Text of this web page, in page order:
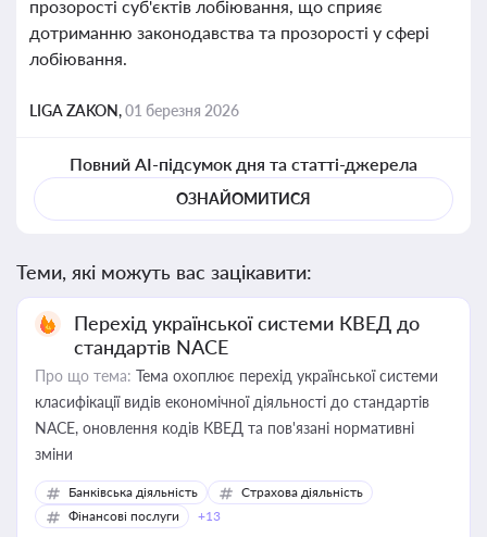
прозорості суб'єктів лобіювання, що сприяє
дотриманню законодавства та прозорості у сфері
лобіювання.
LIGA ZAKON,01 березня 2026
Повний AI-підсумок дня та статті-джерела
ОЗНАЙОМИТИСЯ
Теми, які можуть вас зацікавити:
Перехід української системи КВЕД до
стандартів NACE
Про що тема: Тема охоплює перехід української системи
класифікації видів економічної діяльності до стандартів
NACE, оновлення кодів КВЕД та пов'язані нормативні
зміни
Банківська діяльність
Страхова діяльність
Фінансові послуги
+13